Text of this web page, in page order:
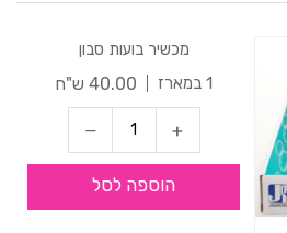
מכשיר בועות סבון
1 במארז
40.00 ש"ח
הוספה לסל